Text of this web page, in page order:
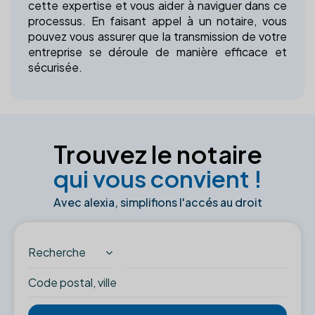
cette expertise et vous aider à naviguer dans ce
processus. En faisant appel à un notaire, vous
pouvez vous assurer que la transmission de votre
entreprise se déroule de manière efficace et
sécurisée.
Trouvez le notaire
qui vous convient !
Avec alexia, simplifions l'accés au droit
Recherche